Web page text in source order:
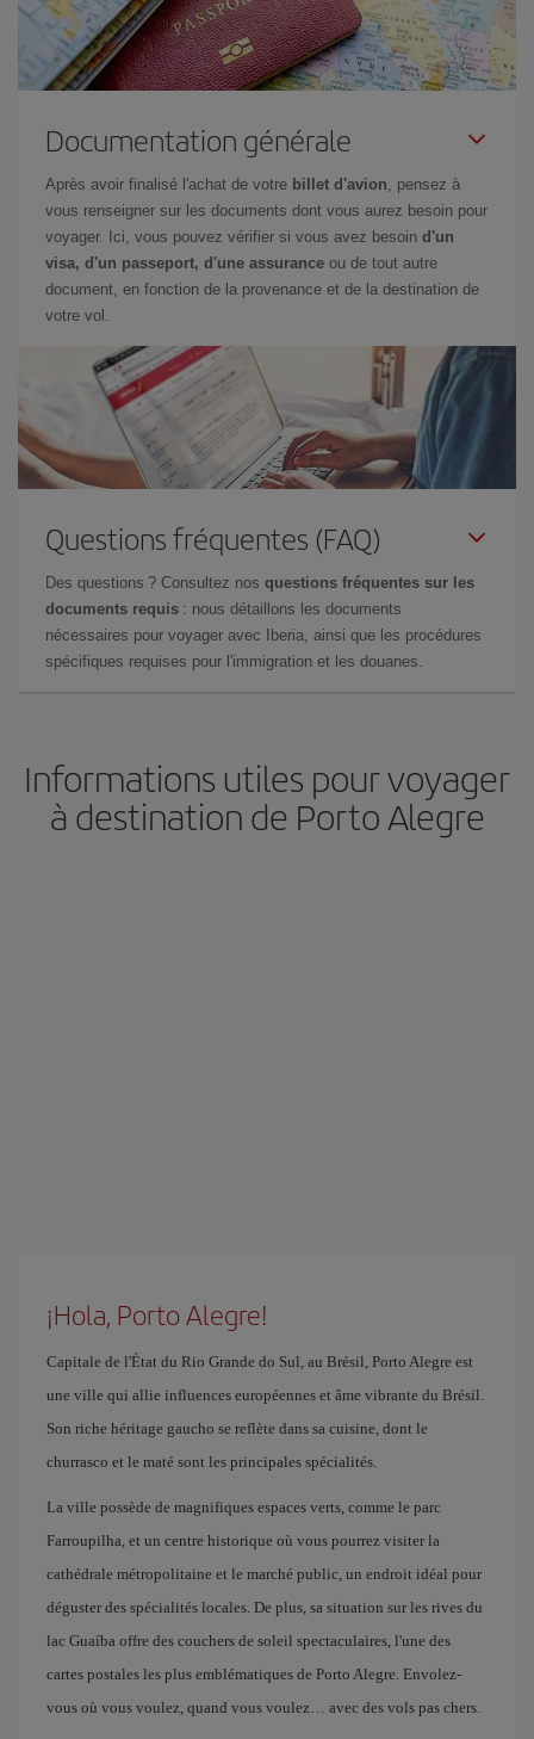
Documentation générale
Après avoir finalisé l'achat de votre billet d'avion, pensez à
vous renseigner sur les documents dont vous aurez besoin pour
voyager. Ici, vous pouvez vérifier si vous avez besoin d'un
visa, d'un passeport, d'une assurance ou de tout autre
document, en fonction de la provenance et de la destination de
votre vol.
Questions fréquentes (FAQ)
Des questions ? Consultez nos questions fréquentes sur les
documents requis : nous détaillons les documents
nécessaires pour voyager avec Iberia, ainsi que les procédures
spécifiques requises pour l'immigration et les douanes.
Informations utiles pour voyager
à destination de Porto Alegre
¡Hola, Porto Alegre!
Capitale de l'État du Rio Grande do Sul, au Brésil, Porto Alegre est
une ville qui allie influences européennes et âme vibrante du Brésil.
Son riche héritage gaucho se reflète dans sa cuisine, dont le
churrasco et le maté sont les principales spécialités.
La ville possède de magnifiques espaces verts, comme le parc
Farroupilha, et un centre historique où vous pourrez visiter la
cathédrale métropolitaine et le marché public, un endroit idéal pour
déguster des spécialités locales. De plus, sa situation sur les rives du
lac Guaíba offre des couchers de soleil spectaculaires, l'une des
cartes postales les plus emblématiques de Porto Alegre. Envolez-
vous où vous voulez, quand vous voulez… avec des vols pas chers.